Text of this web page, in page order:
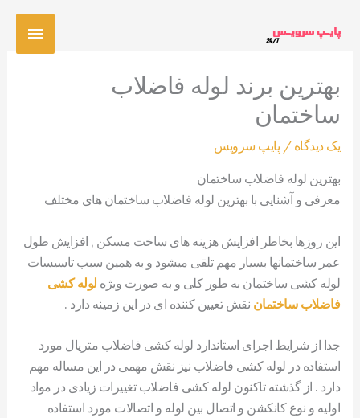
بهترین برند لوله فاضلاب
ساختمان
یک دیدگاه / پایپ سرویس
بهترین لوله فاضلاب ساختمان
معرفی و آشنایی با بهترین لوله فاضلاب ساختمان های مختلف
این روزها بخاطر افزایش هزینه های ساخت مسکن , افزایش طول
عمر ساختمانها بسیار مهم تلقی میشود و به همین سبب تاسیسات
لوله کشی ساختمان به طور کلی و به صورت ویژه لوله کشی
فاضلاب ساختمان نقش تعیین کننده ای در این زمینه دارد .
جدا از شرایط اجرای استاندارد لوله کشی فاضلاب متریال مورد
استفاده در لوله کشی فاضلاب نیز نقش مهمی در این مساله مهم
دارد . از گذشته تاکنون لوله کشی فاضلاب تغییرات زیادی در مواد
اولیه و نوع کانکشن و اتصال بین لوله و اتصالات مورد استفاده